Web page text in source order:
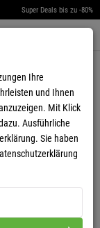
Super Deals bis zu -80%
Warenkorb aufklappen
Ihre
und Ihnen
Mit Klick
Ausführliche
Sie haben